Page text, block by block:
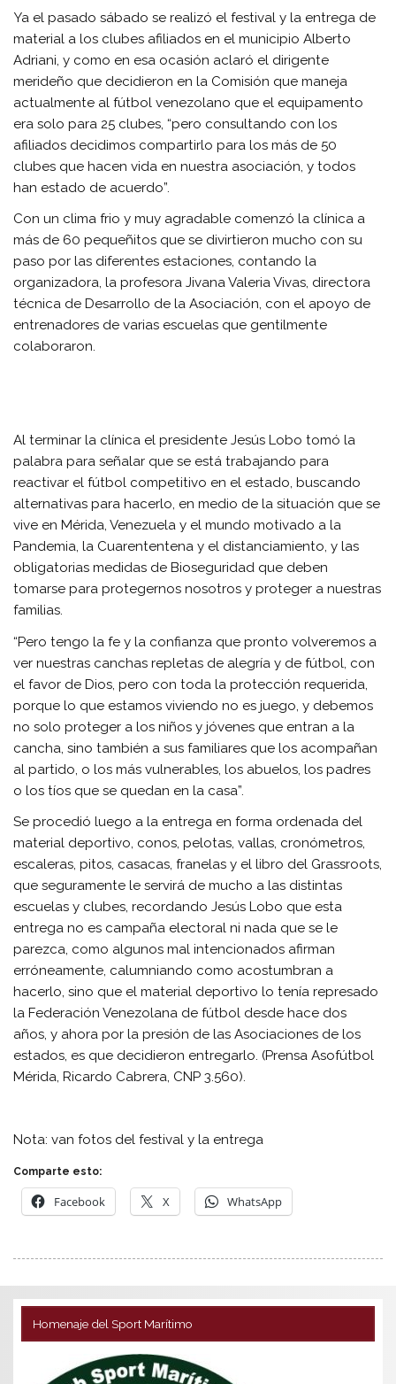
Ya el pasado sábado se realizó el festival y la entrega de
material a los clubes afiliados en el municipio Alberto
Adriani, y como en esa ocasión aclaró el dirigente
merideño que decidieron en la Comisión que maneja
actualmente al fútbol venezolano que el equipamento
era solo para 25 clubes, “pero consultando con los
afiliados decidimos compartirlo para los más de 50
clubes que hacen vida en nuestra asociación, y todos
han estado de acuerdo”.
Con un clima frio y muy agradable comenzó la clínica a
más de 60 pequeñitos que se divirtieron mucho con su
paso por las diferentes estaciones, contando la
organizadora, la profesora Jivana Valeria Vivas, directora
técnica de Desarrollo de la Asociación, con el apoyo de
entrenadores de varias escuelas que gentilmente
colaboraron.
Al terminar la clínica el presidente Jesús Lobo tomó la
palabra para señalar que se está trabajando para
reactivar el fútbol competitivo en el estado, buscando
alternativas para hacerlo, en medio de la situación que se
vive en Mérida, Venezuela y el mundo motivado a la
Pandemia, la Cuarententena y el distanciamiento, y las
obligatorias medidas de Bioseguridad que deben
tomarse para protegernos nosotros y proteger a nuestras
familias.
“Pero tengo la fe y la confianza que pronto volveremos a
ver nuestras canchas repletas de alegría y de fútbol, con
el favor de Dios, pero con toda la protección requerida,
porque lo que estamos viviendo no es juego, y debemos
no solo proteger a los niños y jóvenes que entran a la
cancha, sino también a sus familiares que los acompañan
al partido, o los más vulnerables, los abuelos, los padres
o los tíos que se quedan en la casa”.
Se procedió luego a la entrega en forma ordenada del
material deportivo, conos, pelotas, vallas, cronómetros,
escaleras, pitos, casacas, franelas y el libro del Grassroots,
que seguramente le servirá de mucho a las distintas
escuelas y clubes, recordando Jesús Lobo que esta
entrega no es campaña electoral ni nada que se le
parezca, como algunos mal intencionados afirman
erróneamente, calumniando como acostumbran a
hacerlo, sino que el material deportivo lo tenía represado
la Federación Venezolana de fútbol desde hace dos
años, y ahora por la presión de las Asociaciones de los
estados, es que decidieron entregarlo. (Prensa Asofútbol
Mérida, Ricardo Cabrera, CNP 3.560).
Nota: van fotos del festival y la entrega
Comparte esto:
Facebook X WhatsApp
Homenaje del Sport Marítimo